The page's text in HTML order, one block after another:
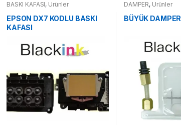
BASKI KAFASI, Ürünler
EPSON DX7 KODLU BASKI
KAFASI
DAMPER, Ürünler
BÜYÜK DAMPER